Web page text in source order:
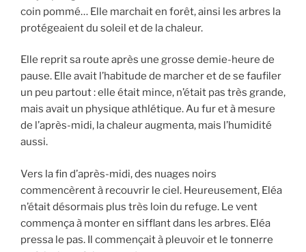
coin pommé… Elle marchait en forêt, ainsi les arbres la
protégeaient du soleil et de la chaleur.
Elle reprit sa route après une grosse demie-heure de
pause. Elle avait l’habitude de marcher et de se faufiler
un peu partout : elle était mince, n’était pas très grande,
mais avait un physique athlétique. Au fur et à mesure
de l’après-midi, la chaleur augmenta, mais l’humidité
aussi.
Vers la fin d’après-midi, des nuages noirs
commencèrent à recouvrir le ciel. Heureusement, Eléa
n’était désormais plus très loin du refuge. Le vent
commença à monter en sifflant dans les arbres. Eléa
pressa le pas. Il commençait à pleuvoir et le tonnerre